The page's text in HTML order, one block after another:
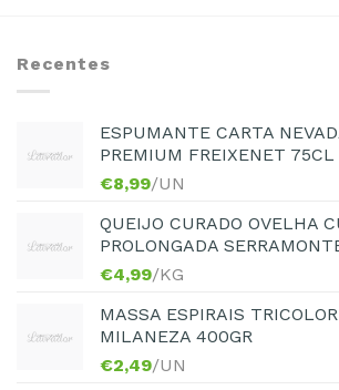
Recentes
ESPUMANTE CARTA
PREMIUM FREIXENET 75CL
€8,99/UN
QUEIJO CURADO OVELHA
PROLONGADA
€4,99/KG
MASSA ESPIRAIS
MILANEZA 400GR
€2,49/UN